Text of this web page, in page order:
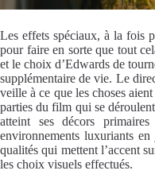
Les effets spéciaux, à la fois
pour faire en sorte que tout
et le choix d’Edwards de
supplémentaire de vie. Le
veille à ce que les choses
parties du film qui se
atteint ses décors
environnements luxuriants
qualités qui mettent l’accent
les choix visuels effectués.